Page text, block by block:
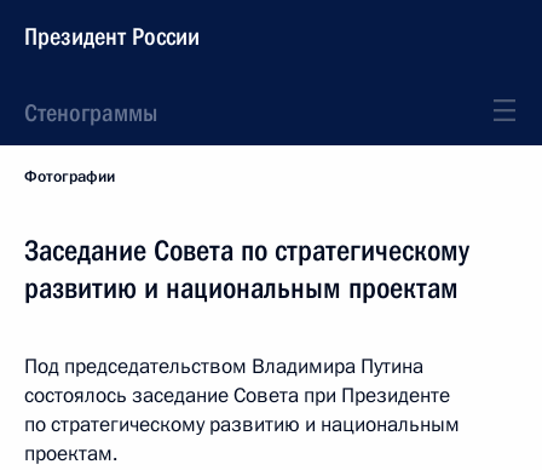
Президент России
Стенограммы
Фотографии
Заседание Совета по стратегическому
развитию и национальным проектам
Под председательством Владимира Путина
состоялось заседание Совета при Президенте
по стратегическому развитию и национальным
проектам.